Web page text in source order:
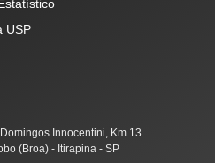
USP
Innocentini, Km 13
(Broa) - Itirapina - SP